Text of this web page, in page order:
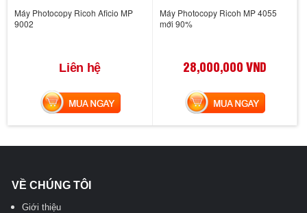
Máy Photocopy Ricoh Aficio MP
9002
Liên hệ
MUA NGAY
Máy Photocopy Ricoh MP 4055
mới 90%
28,000,000 VND
MUA NGAY
VỀ CHÚNG TÔI
Giới thiệu